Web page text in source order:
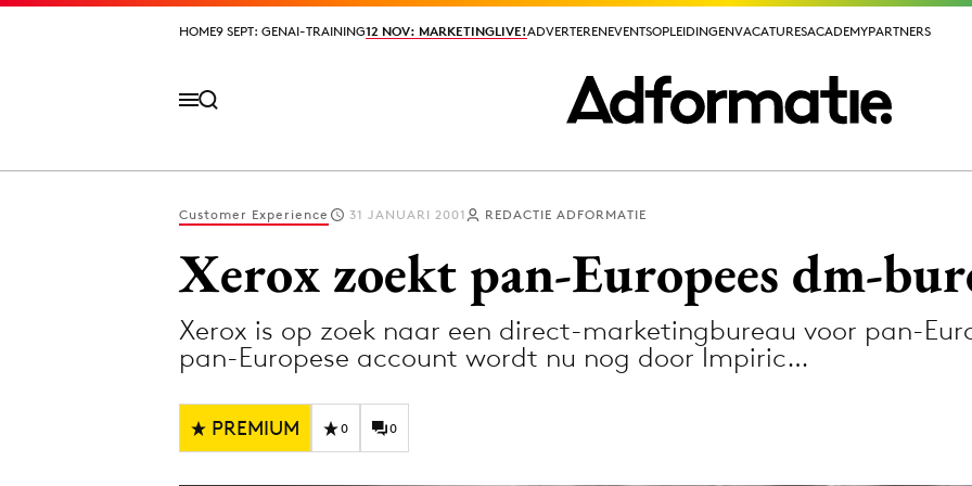
HOME9 SEPT: GENAI-TRAINING12 NOV: MARKETINGLIVE!ADVERTERENEVENTSOPLEIDINGENVACATURESACADEMYPARTNERS
HOME9 SEPT: GENAI-TRAINING12 NOV: MARKETINGLIVE!ADVERTERENEVENTSOPLEIDINGENVACATURESACADEMYPARTNERS
Digital transformation
Diversiteit
Customer Experience 31 JANUARI 2001 REDACTIE ADFORMATIE
Xerox zoekt pan-Europees dm-
Xerox is op zoek naar een direct-marketingbureau voor pan-
pan-Europese account wordt nu nog door Impiric…
PREMIUM 0 0